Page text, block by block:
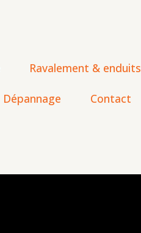
Ravalement & enduits
Dépannage Contact